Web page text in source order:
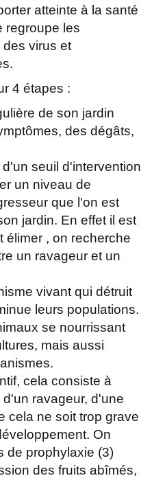
atteinte à la santé
regroupe les
virus et
4 étapes :
de son jardin
des dégâts,
seuil d'intervention
un niveau de
que l'on est
jardin. En effet il est
élimer , on recherche
un ravageur et un
vivant qui détruit
leurs populations.
se nourrissant
mais aussi
cela consiste à
ravageur, d'une
cela ne soit trop grave
On
de prophylaxie (3)
des fruits abîmés,